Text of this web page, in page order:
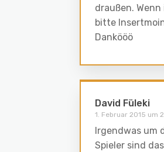
draußen.
bitte
Dankööö
David Füleki
1. Februar 2015 um
Irgendwas um
Spieler sind